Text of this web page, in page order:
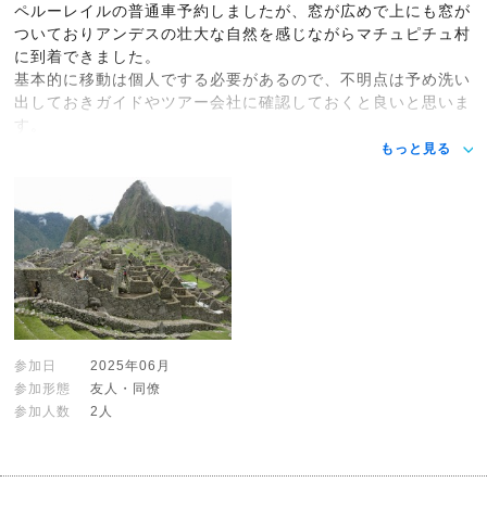
ペルーレイルの普通車予約しましたが、窓が広めで上にも窓が
ついておりアンデスの壮大な自然を感じながらマチュピチュ村
に到着できました。
基本的に移動は個人でする必要があるので、不明点は予め洗い
出しておきガイドやツアー会社に確認しておくと良いと思いま
す。
もっと見る
参加日
2025年06月
参加形態
友人・同僚
参加人数
2人